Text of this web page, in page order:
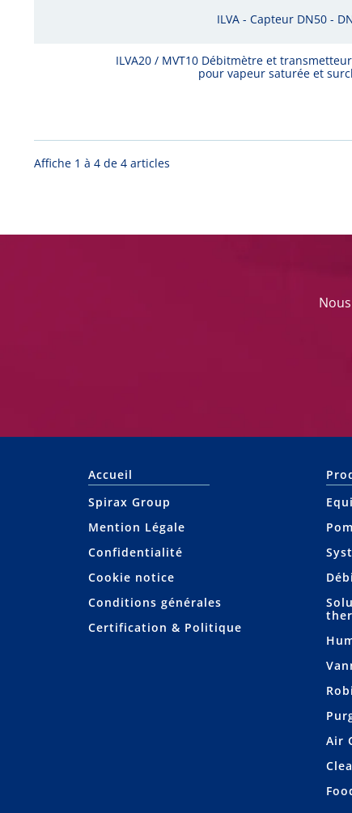
ILVA - Capteur DN50 -
ILVA20 / MVT10 Débitmètre et
pour vapeur saturée et
Affiche 1 à 4 de 4 articles
Accueil
Spirax Group
Mention Légale
Confidentialité
Cookie notice
Conditions générales
Certification & Politique
Air